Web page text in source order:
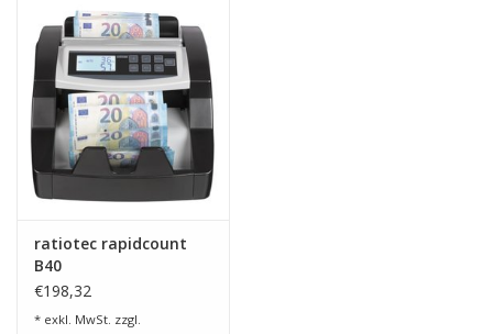
ratiotec rapidcount
B40
€198,32
* exkl. MwSt. zzgl.